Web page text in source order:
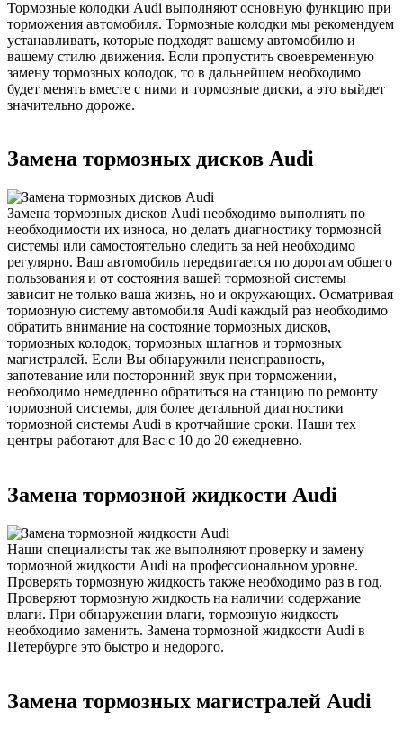
Тормозные колодки Audi выполняют основную функцию при
торможения автомобиля. Тормозные колодки мы рекомендуем
устанавливать, которые подходят вашему автомобилю и
вашему стилю движения. Если пропустить своевременную
замену тормозных колодок, то в дальнейшем необходимо
будет менять вместе с ними и тормозные диски, а это выйдет
значительно дороже.
Замена тормозных дисков Audi
Замена тормозных дисков Audi необходимо выполнять по
необходимости их износа, но делать диагностику тормозной
системы или самостоятельно следить за ней необходимо
регулярно. Ваш автомобиль передвигается по дорогам общего
пользования и от состояния вашей тормозной системы
зависит не только ваша жизнь, но и окружающих. Осматривая
тормозную систему автомобиля Audi каждый раз необходимо
обратить внимание на состояние тормозных дисков,
тормозных колодок, тормозных шлагнов и тормозных
магистралей. Если Вы обнаружили неисправность,
запотевание или посторонний звук при торможении,
необходимо немедленно обратиться на станцию по ремонту
тормозной системы, для более детальной диагностики
тормозной системы Audi в кротчайшие сроки. Наши тех
центры работают для Вас с 10 до 20 ежедневно.
Замена тормозной жидкости Audi
Наши специалисты так же выполняют проверку и замену
тормозной жидкости Audi на профессиональном уровне.
Проверять тормозную жидкость также необходимо раз в год.
Проверяют тормозную жидкость на наличии содержание
влаги. При обнаружении влаги, тормозную жидкость
необходимо заменить. Замена тормозной жидкости Audi в
Петербурге это быстро и недорого.
Замена тормозных магистралей Audi